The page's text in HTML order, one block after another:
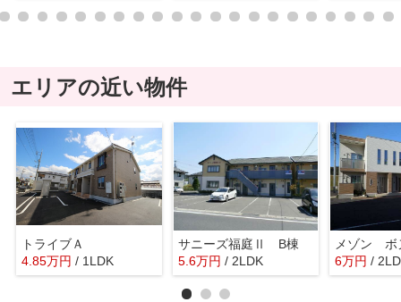
エリアの近い物件
トライブＡ
4.85万円 / 1LDK
サニーズ福庭Ⅱ B棟
5.6万円 / 2LDK
メゾン
6万円 /